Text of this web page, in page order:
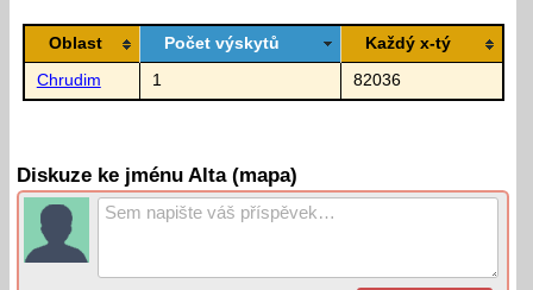
Oblast Počet výskytů Každý x-tý
Chrudim 1 82036
Diskuze ke jménu Alta (mapa)